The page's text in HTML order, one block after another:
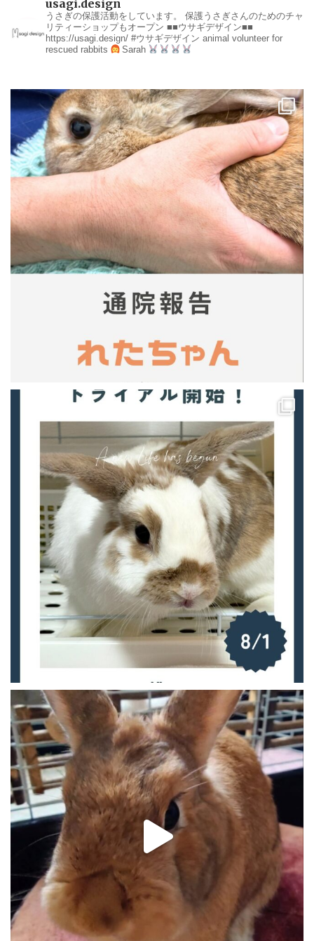
usagi.design
うさぎの保護活動をしています。
保護うさぎさんのためのチャ
リティーショップもオープン ■■ウサギデザイン■■
https://usagi.design/ #ウサギデザイン animal volunteer for
rescued rabbits
Sarah